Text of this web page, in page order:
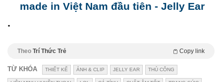
made in Việt Nam đầu tiên - Jelly Ear
.
Theo Trí Thức Trẻ Copy link
TỪ KHÓA THIẾT KẾ ẢNH & CLIP JELLY EAR THỦ CÔNG